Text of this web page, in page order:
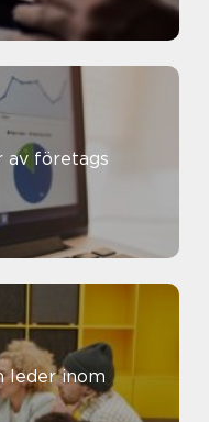
av företags
leder inom